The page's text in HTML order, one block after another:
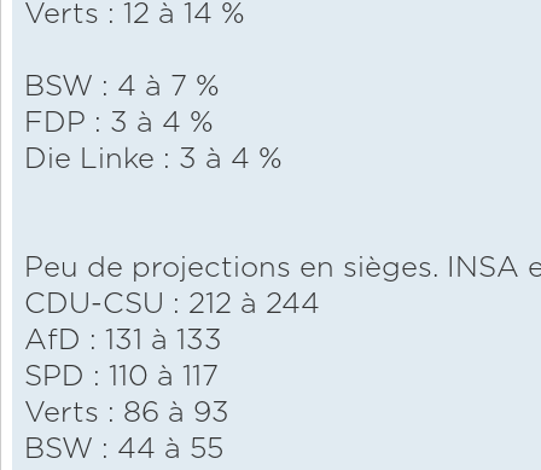
Verts : 12 à 14 %
BSW : 4 à 7 %
FDP : 3 à 4 %
Die Linke : 3 à 4 %
Peu de projections en sièges. INSA
CDU-CSU : 212 à 244
AfD : 131 à 133
SPD : 110 à 117
Verts : 86 à 93
BSW : 44 à 55